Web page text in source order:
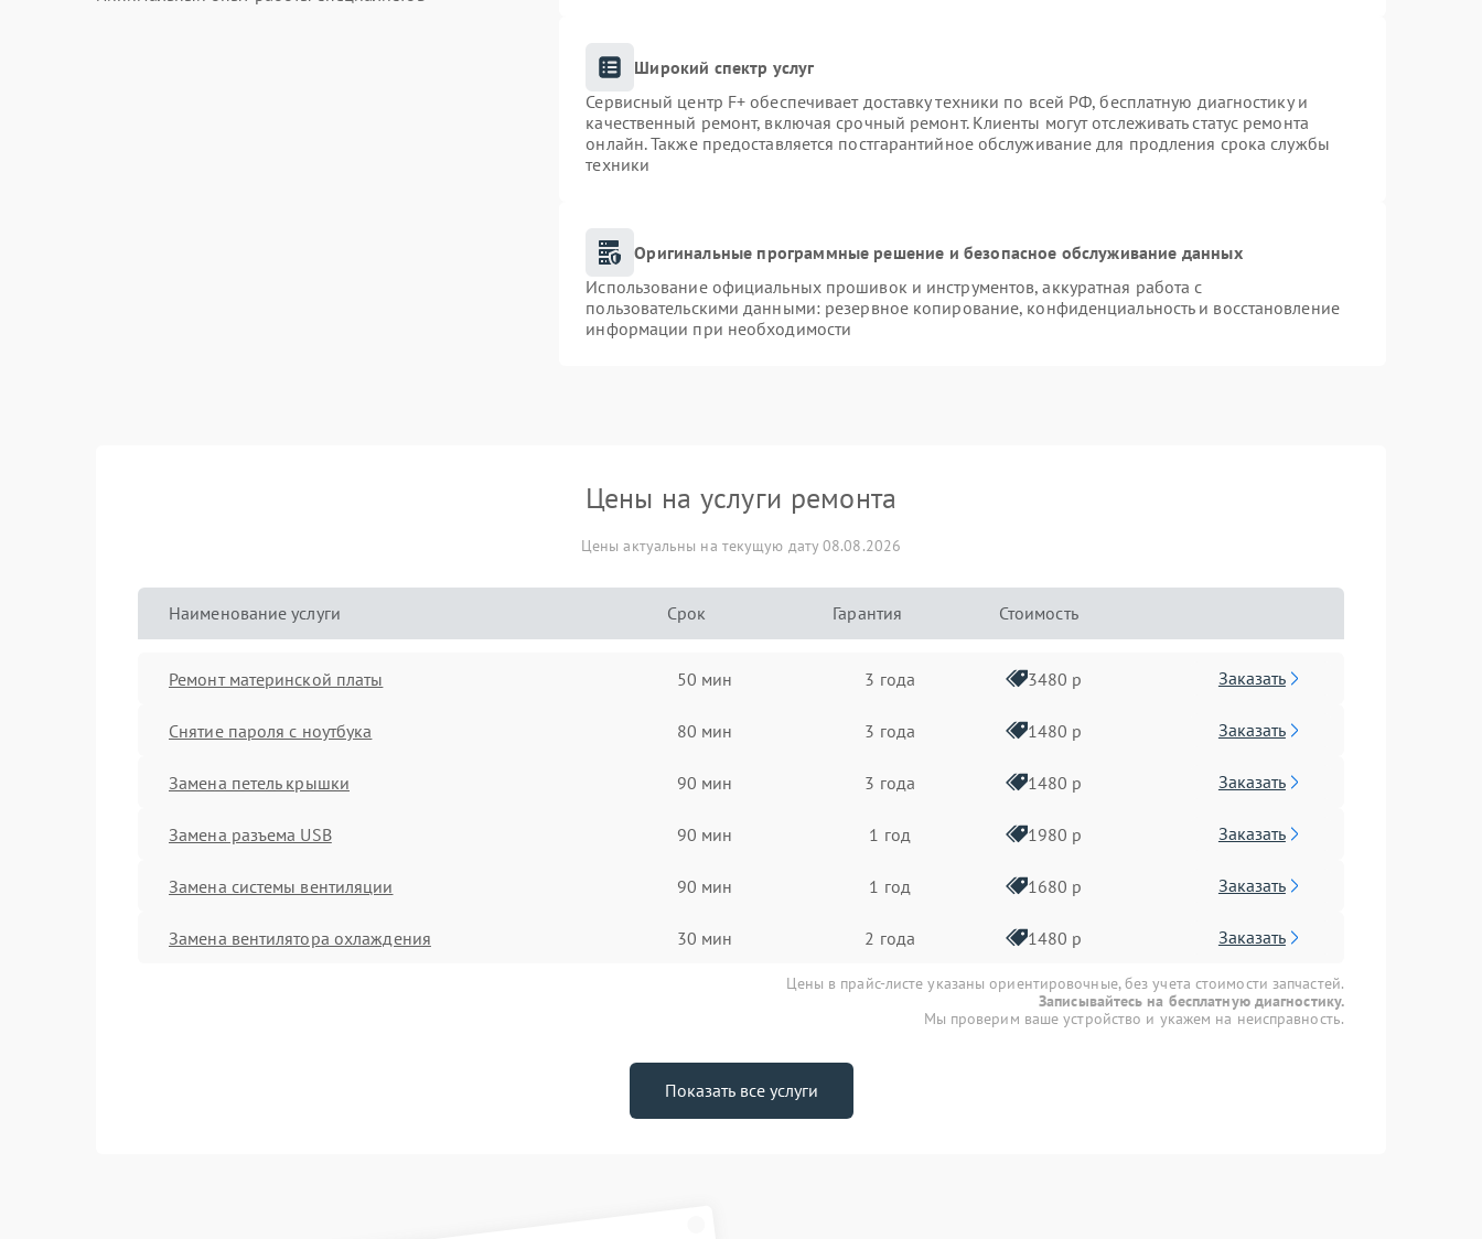
Широкий спектр услуг
Сервисный центр F+ обеспечивает доставку техники по всей РФ, бесплатную диагностику и
качественный ремонт, включая срочный ремонт. Клиенты могут отслеживать статус ремонта
онлайн. Также предоставляется постгарантийное обслуживание для продления срока службы
техники
Оригинальные программные решение и безопасное обслуживание данных
Использование официальных прошивок и инструментов, аккуратная работа с
пользовательскими данными: резервное копирование, конфиденциальность и восстановление
информации при необходимости
Цены на услуги ремонта
Цены актуальны на текущую дату 08.08.2026
Наименование услуги Срок Гарантия Стоимость
Ремонт материнской платы 50 мин 3 года 3480 р Заказать
Снятие пароля с ноутбука 80 мин 3 года 1480 р Заказать
Замена петель крышки 90 мин 3 года 1480 р Заказать
Замена разъема USB 90 мин 1 год 1980 р Заказать
Замена системы вентиляции 90 мин 1 год 1680 р Заказать
Замена вентилятора охлаждения 30 мин 2 года 1480 р Заказать
Цены в прайс-листе указаны ориентировочные, без учета стоимости запчастей.
Записывайтесь на бесплатную диагностику.
Мы проверим ваше устройство и укажем на неисправность.
Показать все услуги